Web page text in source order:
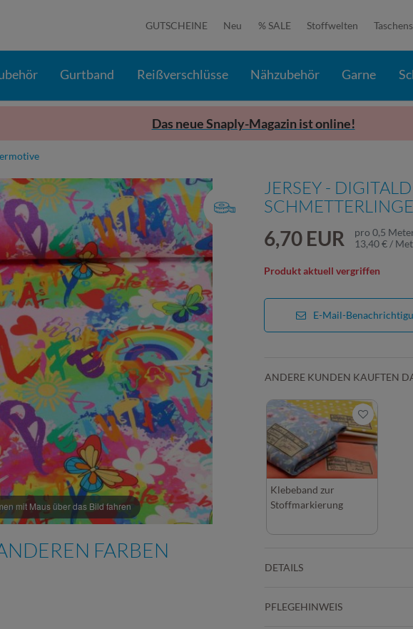
GUTSCHEINE Neu % SALE Stoffwelten
Gurtband Reißverschlüsse Nähzubehör Garne
Das neue Snaply-Magazin ist online!
mit Maus über das Bild fahren
FARBEN
JERSEY -
6,70 EUR pro 0,5
13,40 € /
Produkt aktuell vergriffen
E-Mail-
ANDERE KUNDEN KAUFTEN
Klebeband zur
Stoffmarkierung
DETAILS
PFLEGEHINWEIS